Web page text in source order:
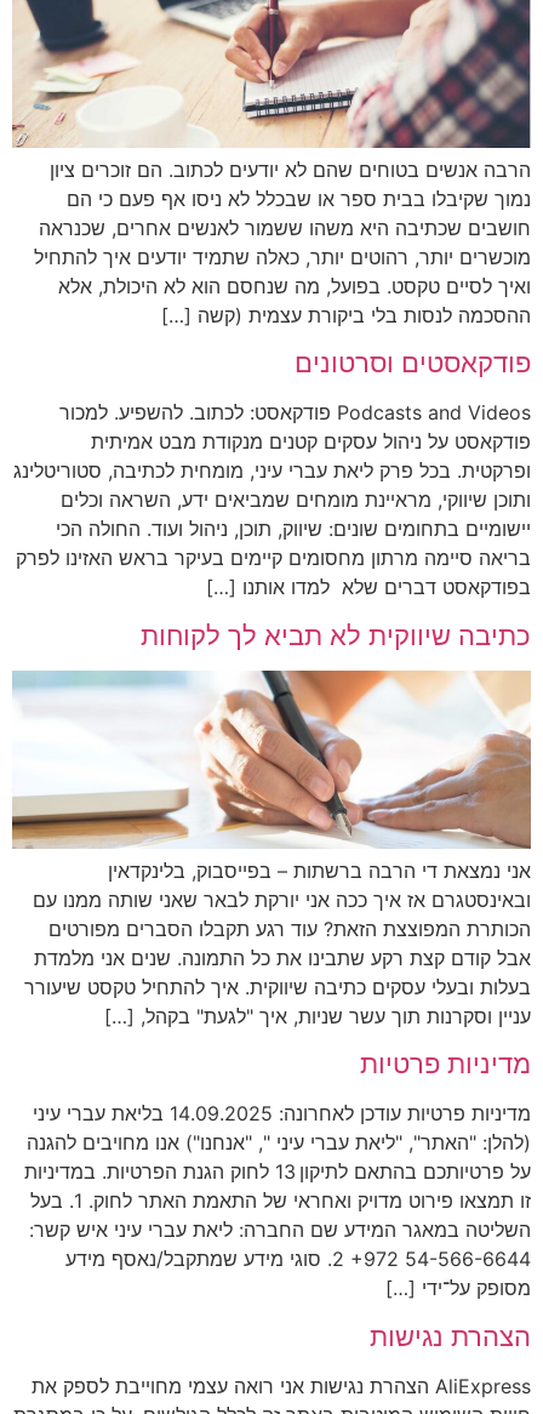
הרבה אנשים בטוחים שהם לא יודעים לכתוב. הם זוכרים ציון
נמוך שקיבלו בבית ספר או שבכלל לא ניסו אף פעם כי הם
חושבים שכתיבה היא משהו ששמור לאנשים אחרים, שכנראה
מוכשרים יותר, רהוטים יותר, כאלה שתמיד יודעים איך להתחיל
ואיך לסיים טקסט. בפועל, מה שנחסם הוא לא היכולת, אלא
ההסכמה לנסות בלי ביקורת עצמית (קשה […]
פודקאסטים וסרטונים
Podcasts and Videos פודקאסט: לכתוב. להשפיע. למכור
פודקאסט על ניהול עסקים קטנים מנקודת מבט אמיתית
ופרקטית. בכל פרק ליאת עברי עיני, מומחית לכתיבה, סטוריטלינג
ותוכן שיווקי, מראיינת מומחים שמביאים ידע, השראה וכלים
יישומיים בתחומים שונים: שיווק, תוכן, ניהול ועוד. החולה הכי
בריאה סיימה מרתון מחסומים קיימים בעיקר בראש האזינו לפרק
בפודקאסט דברים שלא למדו אותנו […]
כתיבה שיווקית לא תביא לך לקוחות
אני נמצאת די הרבה ברשתות – בפייסבוק, בלינקדאין
ובאינסטגרם אז איך ככה אני יורקת לבאר שאני שותה ממנו עם
הכותרת המפוצצת הזאת? עוד רגע תקבלו הסברים מפורטים
אבל קודם קצת רקע שתבינו את כל התמונה. שנים אני מלמדת
בעלות ובעלי עסקים כתיבה שיווקית. איך להתחיל טקסט שיעורר
עניין וסקרנות תוך עשר שניות, איך "לגעת" בקהל, […]
מדיניות פרטיות
מדיניות פרטיות עודכן לאחרונה: 14.09.2025 בליאת עברי עיני
(להלן: "האתר", "ליאת עברי עיני ", "אנחנו") אנו מחויבים להגנה
על פרטיותכם בהתאם לתיקון 13 לחוק הגנת הפרטיות. במדיניות
זו תמצאו פירוט מדויק ואחראי של התאמת האתר לחוק. 1. בעל
השליטה במאגר המידע שם החברה: ליאת עברי עיני איש קשר:⁦
+972 54-566-6644⁩ 2. סוגי מידע שמתקבל/נאסף מידע
מסופק על־ידי […]
הצהרת נגישות
AliExpress הצהרת נגישות אני רואה עצמי מחוייבת לספק את